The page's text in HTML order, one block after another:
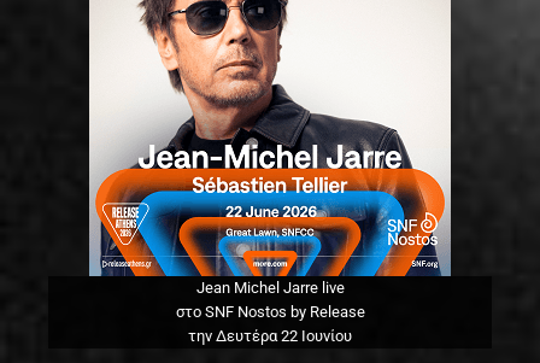
Jean Michel Jarre live
στο SNF Nostos by Release
την Δευτέρα 22 Ιουνίου